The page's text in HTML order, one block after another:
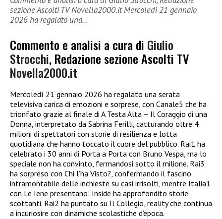
sezione Ascolti TV Novella2000.it Mercoledì 21 gennaio
2026 ha regalato una…
Commento e analisi a cura di Giulio
Strocchi, Redazione sezione Ascolti TV
Novella2000.it
Mercoledì 21 gennaio 2026 ha regalato una serata
televisiva carica di emozioni e sorprese, con Canale5 che ha
trionfato grazie al finale di A Testa Alta – Il Coraggio di una
Donna, interpretato da Sabrina Ferilli, catturando oltre 4
milioni di spettatori con storie di resilienza e lotta
quotidiana che hanno toccato il cuore del pubblico. Rai1 ha
celebrato i 30 anni di Porta a Porta con Bruno Vespa, ma lo
speciale non ha convinto, fermandosi sotto il milione. Rai3
ha sorpreso con Chi l’ha Visto?, confermando il fascino
intramontabile delle inchieste su casi irrisolti, mentre Italia1
con Le Iene presentano: Inside ha approfondito storie
scottanti. Rai2 ha puntato su Il Collegio, reality che continua
a incuriosire con dinamiche scolastiche d’epoca.